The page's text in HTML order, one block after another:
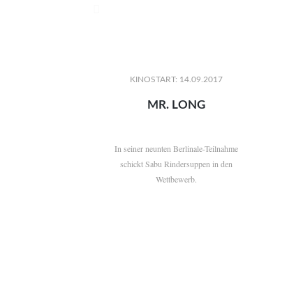
KINOSTART: 14.09.2017
MR. LONG
In seiner neunten Berlinale-Teilnahme
schickt Sabu Rindersuppen in den
Wettbewerb.